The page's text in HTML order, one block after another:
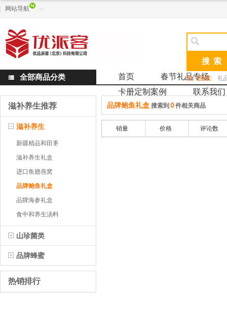
网站导航 

热门搜索: 礼
 全部商品分类 首页
春节礼品专场
卡册定制案例
联系我们
滋补养生推荐
滋补养生
新疆精品和田栆
滋补养生礼盒
进口鱼翅燕窝
品牌鲍鱼礼盒
品牌海参礼盒
食中和养生汤料
山珍菌类
品牌蜂蜜
热销排行
品牌鲍鱼礼盒 搜索到 0件相关商品
销量 价格 评论数